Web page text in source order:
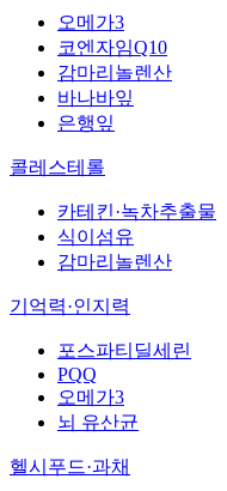
오메가3
코엔자임Q10
감마리놀렌산
바나바잎
은행잎
콜레스테롤
카테킨·녹차추출물
식이섬유
감마리놀렌산
기억력·인지력
포스파티딜세린
PQQ
오메가3
뇌 유산균
헬시푸드·과채